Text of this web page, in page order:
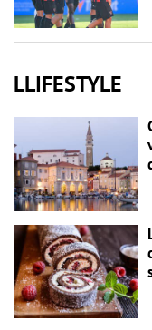
LLIFESTYLE